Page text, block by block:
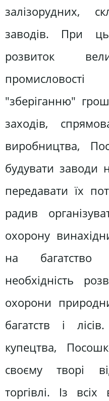
залізорудних,
заводів. При
розвиток
"зберіганню"
заходів,
виробництва,
будувати заводи
передавати їх
радив
охорону
на багатство
необхідність
охорони
багатств і
купецтва,
своєму творі
торгівлі. Із всіх